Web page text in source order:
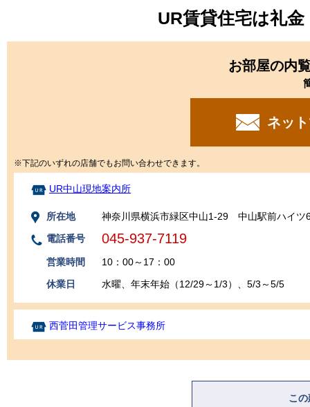
UR賃貸住宅は礼
お部屋の内
ネッ
※下記のいずれの店舗でもお問い合わせできます。
UR中山現地案内所
所在地
神奈川県横浜市緑区中山1-29 中山駅前ハイツ
電話番号
045-937-7119
営業時間
10：00～17：00
休業日
水曜、年末年始（12/29～1/3）、5/3～5/5
西菅田管理サービス事務所
こ